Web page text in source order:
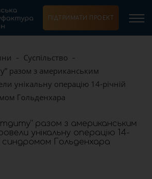
ПІДТРИМАТИ ПРОЕКТ
Суспільство
разом з американським
унікальну операцію 14-річній
Гольденхара